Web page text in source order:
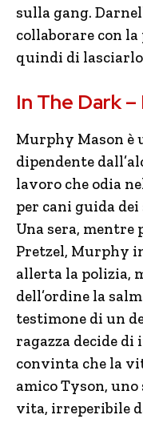
sulla gang.
collaborare con la
quindi di
In The Dark
Murphy Mason è
dipendente
lavoro che odia
per cani guida
Una sera, mentre
Pretzel, Murphy
allerta la polizia,
dell’ordine la
testimone di un
ragazza decide
convinta che la
amico Tyson,
vita, irreperibile